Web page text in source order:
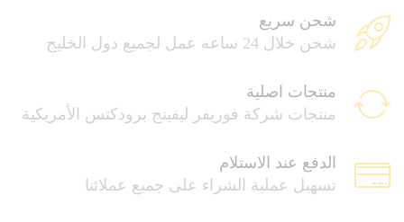
شحن سريع
شحن خلال 24 ساعه عمل لجميع دول الخليج
منتجات اصلية
منتجات شركة فوريفر ليفينج برودكتس الأمريكية
الدفع عند الاستلام
تسهيل عملية الشراء على جميع عملائنا